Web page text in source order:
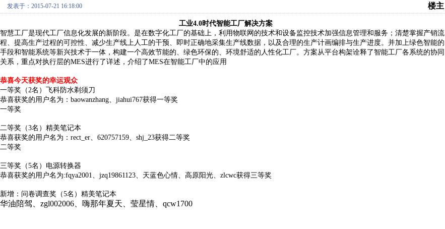
发表于：2015-07-21 16:18:00 楼主
工业4.0时代智能工厂解决方案
智慧工厂是现代工厂信息化发展的新阶段。是在数字化工厂的基础上，利用物联网的技术和设备监控技术加强信息管理和服务；清楚掌握产销流
程、提高生产过程的可控性、减少生产线上人工的干预、即时正确地采集生产线数据，以及合理的生产计画编排与生产进度。并加上绿色智能的
手段和智能系统等新兴技术于一体，构建一个高效节能的、绿色环保的、环境舒适的人性化工厂。方案从平台构架诠释了智能工厂各系统的协同
关系，重点对执行层的MES进行了详述，介绍了MES在智能工厂中的应用
恭喜今天获奖的幸运观众
一等奖（2名）飞科防水剃须刀
恭喜获奖的用户名为：baowanzhang、jiahui767获得一等奖
一等奖
二等奖（3名）精美笔记本
恭喜获奖的用户名为：rect_er、620757159、shj_23获得二等奖
二等奖
三等奖（5名）电源转换器
恭喜获奖的用户名为:fqya2001、jzq19861123、天蓝色心情、高原阳光、zlcwc获得三等奖
新增：问卷调查奖（5名）精美笔记本
华油陪驾、zgl002006、嗨那年夏天、莹星情、qcw1700